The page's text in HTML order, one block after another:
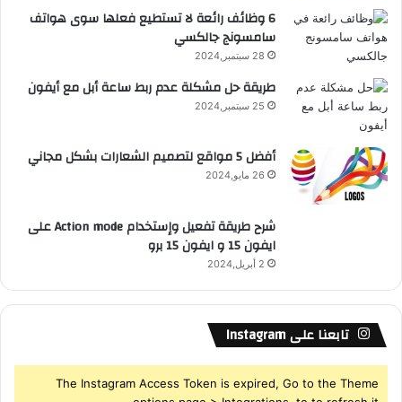
6 وظائف رائعة لا تستطيع فعلها سوى هواتف
سامسونج جالكسي
28 سبتمبر,2024
طريقة حل مشكلة عدم ربط ساعة أبل مع أيفون
25 سبتمبر,2024
أفضل 5 مواقع لتصميم الشعارات بشكل مجاني
26 مايو,2024
شرح طريقة تفعيل وإستخدام Action mode على
ايفون 15 و ايفون 15 برو
2 أبريل,2024
تابعنا على Instagram
The Instagram Access Token is expired, Go to the Theme